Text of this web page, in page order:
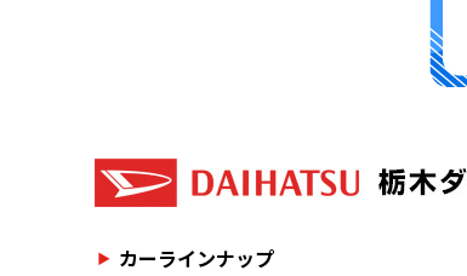
カーラインナップ